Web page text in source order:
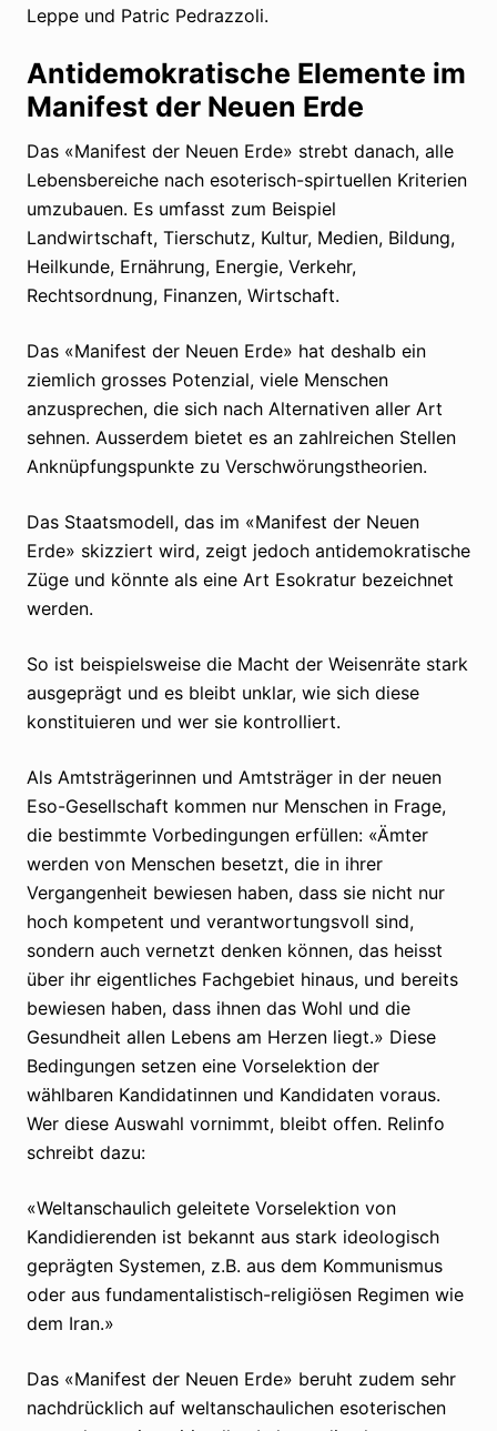
Leppe und Patric Pedrazzoli.
Antidemokratische Elemente im
Manifest der Neuen Erde
Das «Manifest der Neuen Erde» strebt danach, alle
Lebensbereiche nach esoterisch-spirtuellen Kriterien
umzubauen. Es umfasst zum Beispiel
Landwirtschaft, Tierschutz, Kultur, Medien, Bildung,
Heilkunde, Ernährung, Energie, Verkehr,
Rechtsordnung, Finanzen, Wirtschaft.
Das «Manifest der Neuen Erde» hat deshalb ein
ziemlich grosses Potenzial, viele Menschen
anzusprechen, die sich nach Alternativen aller Art
sehnen. Ausserdem bietet es an zahlreichen Stellen
Anknüpfungspunkte zu Verschwörungstheorien.
Das Staatsmodell, das im «Manifest der Neuen
Erde» skizziert wird, zeigt jedoch antidemokratische
Züge und könnte als eine Art Esokratur bezeichnet
werden.
So ist beispielsweise die Macht der Weisenräte stark
ausgeprägt und es bleibt unklar, wie sich diese
konstituieren und wer sie kontrolliert.
Als Amtsträgerinnen und Amtsträger in der neuen
Eso-Gesellschaft kommen nur Menschen in Frage,
die bestimmte Vorbedingungen erfüllen: «Ämter
werden von Menschen besetzt, die in ihrer
Vergangenheit bewiesen haben, dass sie nicht nur
hoch kompetent und verantwortungsvoll sind,
sondern auch vernetzt denken können, das heisst
über ihr eigentliches Fachgebiet hinaus, und bereits
bewiesen haben, dass ihnen das Wohl und die
Gesundheit allen Lebens am Herzen liegt.» Diese
Bedingungen setzen eine Vorselektion der
wählbaren Kandidatinnen und Kandidaten voraus.
Wer diese Auswahl vornimmt, bleibt offen. Relinfo
schreibt dazu:
«Weltanschaulich geleitete Vorselektion von
Kandidierenden ist bekannt aus stark ideologisch
geprägten Systemen, z.B. aus dem Kommunismus
oder aus fundamentalistisch-religiösen Regimen wie
dem Iran.»
Das «Manifest der Neuen Erde» beruht zudem sehr
nachdrücklich auf weltanschaulichen esoterischen